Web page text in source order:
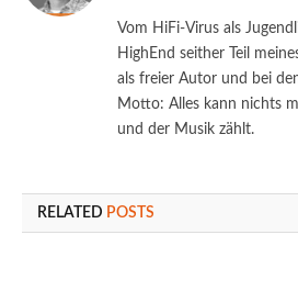
Vom HiFi-Virus als
HighEnd seither Teil
als freier Autor und bei
Motto: Alles kann nichts
und der Musik zählt.
RELATED POSTS